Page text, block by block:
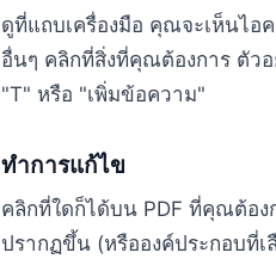
ดูที่แถบเครื่องมือ คุณจะเห็นไอ
อื่นๆ คลิกที่สิ่งที่คุณต้องการ ตัว
"T" หรือ "เพิ่มข้อความ"
ทำการแก้ไข
คลิกที่ใดก็ได้บน PDF ที่คุณต้อง
ปรากฏขึ้น (หรือองค์ประกอบที่